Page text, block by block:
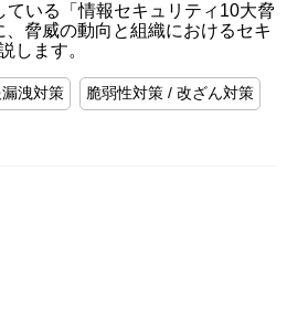
ている「情報セキュリティ10大脅
脅威の動向と組織におけるセキ
します。
洩対策
脆弱性対策 / 改ざん対策